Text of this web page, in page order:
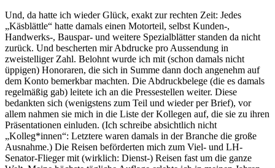
Und, da hatte ich wieder Glück, exakt zur rechten Zeit: Jedes
„Käsblättle“ hatte damals einen Motorteil, selbst Kunden-,
Handwerks-, Bauspar- und weitere Spezialblätter standen da nicht
zurück. Und bescherten mir Abdrucke pro Aussendung in
zweistelliger Zahl. Belohnt wurde ich mit (schon damals nicht
üppigen) Honoraren, die sich in Summe dann doch angenehm auf
dem Konto bemerkbar machten. Die Abdruckbelege (die es damals
regelmäßig gab) leitete ich an die Pressestellen weiter. Diese
bedankten sich (wenigstens zum Teil und wieder per Brief), vor
allem nahmen sie mich in die Liste der Kollegen auf, die sie zu ihren
Präsentationen einluden. (Ich schreibe absichtlich nicht
„Kolleg*innen“: Letztere waren damals in der Branche die große
Ausnahme.) Die Reisen beförderten mich zum Viel- und LH-
Senator-Flieger mit (wirklich: Dienst-) Reisen fast um die ganze